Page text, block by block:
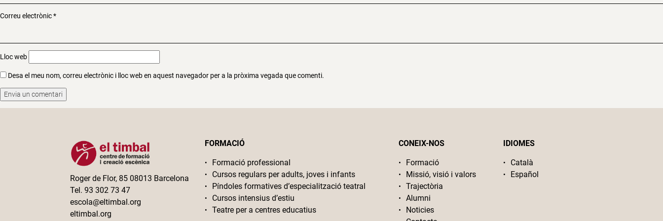
Correu electrònic*
Lloc web
Desa el meu nom, correu electrònic i lloc web en aquest navegador per a la pròxima vegada que comenti.
Roger de Flor, 85 08013 Barcelona
Tel. 93 302 73 47
escola@eltimbal.org
eltimbal.org
FORMACIÓ
Formació professional
Cursos regulars per adults, joves i infants
Píndoles formatives d’especialització teatral
Cursos intensius d’estiu
Teatre per a centres educatius
CONEIX-NOS
Formació
Missió, visió i valors
Trajectòria
Alumni
Noticies
IDIOMES
Català
Español